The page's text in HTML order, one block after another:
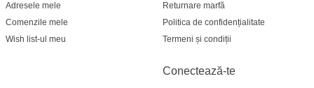
Crafti Buiucani - str. Ion Creangă, 68/1
Returnare marfă
Politica de confidențialitate
Termeni și condiții
Adresele mele
Comenzile mele
Wish list-ul meu
Conectează-te